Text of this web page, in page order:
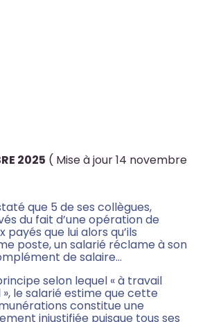
2025 ( Mise à jour 14 novembre
que 5 de ses collègues,
du fait d’une opération de
payés que lui alors qu’ils
poste, un salarié réclame à son
de salaire…
selon lequel « à travail
le salarié estime que cette
constitue une
injustifiée puisque tous ses